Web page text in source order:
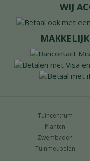
WIJ
Tuincentrum
Planten
Zwembaden
Tuinmeubelen